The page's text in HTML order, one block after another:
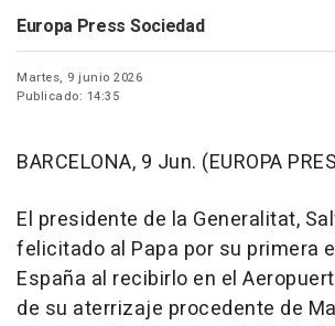
Europa Press Sociedad
Martes, 9 junio 2026
Publicado: 14:35
BARCELONA, 9 Jun. (EUROPA
El presidente de la Generalitat,
felicitado al Papa por su primera
España al recibirlo en el
de su aterrizaje procedente de